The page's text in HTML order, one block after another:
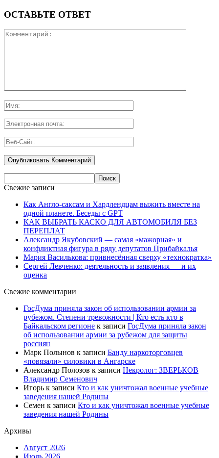
ОСТАВЬТЕ ОТВЕТ
Свежие записи
Как Англо-саксам и Хардлендцам выжить вместе на
одной планете. Беседы с GPT
КАК ВЫБРАТЬ КАСКО ДЛЯ АВТОМОБИЛЯ БЕЗ
ПЕРЕПЛАТ
Александр Якубовский — самая «мажорная» и
конфликтная фигура в ряду депутатов Прибайкалья
Мария Василькова: привнесённая сверху «технократка»
Сергей Левченко: деятельность и заявления — и их
оценка
Свежие комментарии
ГосДума приняла закон об использовании армии за
рубежом. Степени тревожности | Кто есть кто в
Байкальском регионе к записи ГосДума приняла закон
об использовании армии за рубежом для защиты
россиян
Марк Полынов к записи Банду наркоторговцев
«повязали» силовики в Ангарске
Александр Полозов к записи Некролог: ЗВЕРЬКОВ
Владимир Семенович
Игорь к записи Кто и как уничтожал военные учебные
заведения нашей Родины
Семен к записи Кто и как уничтожал военные учебные
заведения нашей Родины
Архивы
Август 2026